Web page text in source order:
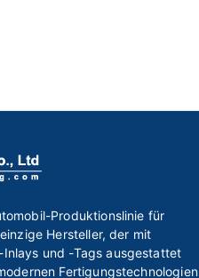
Produktionslinie für
Hersteller, der mit
und -Tags ausgestattet
Fertigungstechnologien